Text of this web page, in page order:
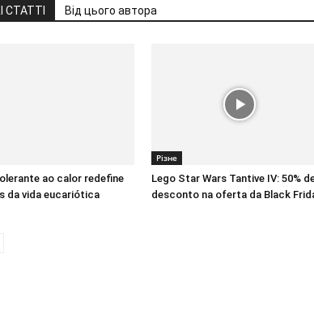
СТАТТІ Від цього автора
ao calor redefine
da vida eucariótica
Різне
Lego Star Wars Tantive IV: 50%
desconto na oferta da Black